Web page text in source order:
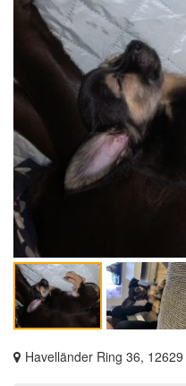
Havelländer Ring 36,